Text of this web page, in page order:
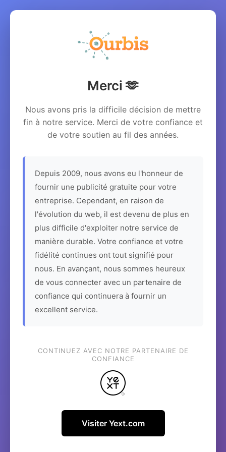
Merci 🫶
Nous avons pris la difficile décision de mettre
fin à notre service. Merci de votre confiance et
de votre soutien au fil des années.
Depuis 2009, nous avons eu l'honneur de
fournir une publicité gratuite pour votre
entreprise. Cependant, en raison de
l'évolution du web, il est devenu de plus en
plus difficile d'exploiter notre service de
manière durable. Votre confiance et votre
fidélité continues ont tout signifié pour
nous. En avançant, nous sommes heureux
de vous connecter avec un partenaire de
confiance qui continuera à fournir un
excellent service.
CONTINUEZ AVEC NOTRE PARTENAIRE DE
CONFIANCE
Visiter Yext.com